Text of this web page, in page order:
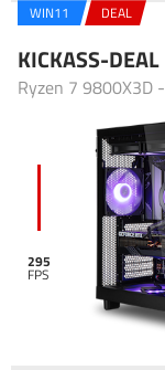
WIN11
DEAL
KICKASS-DEAL
Ryzen 7 9800X3D
295